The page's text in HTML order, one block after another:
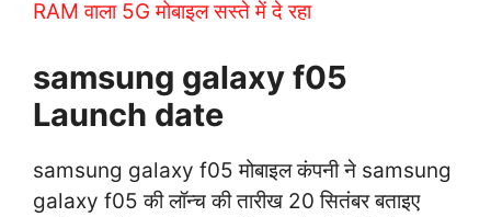
RAM वाला 5G मोबाइल सस्ते में दे रहा
samsung galaxy f05
Launch date
samsung galaxy f05 मोबाइल कंपनी ने samsung
galaxy f05 की लॉन्च की तारीख 20 सितंबर बताइए